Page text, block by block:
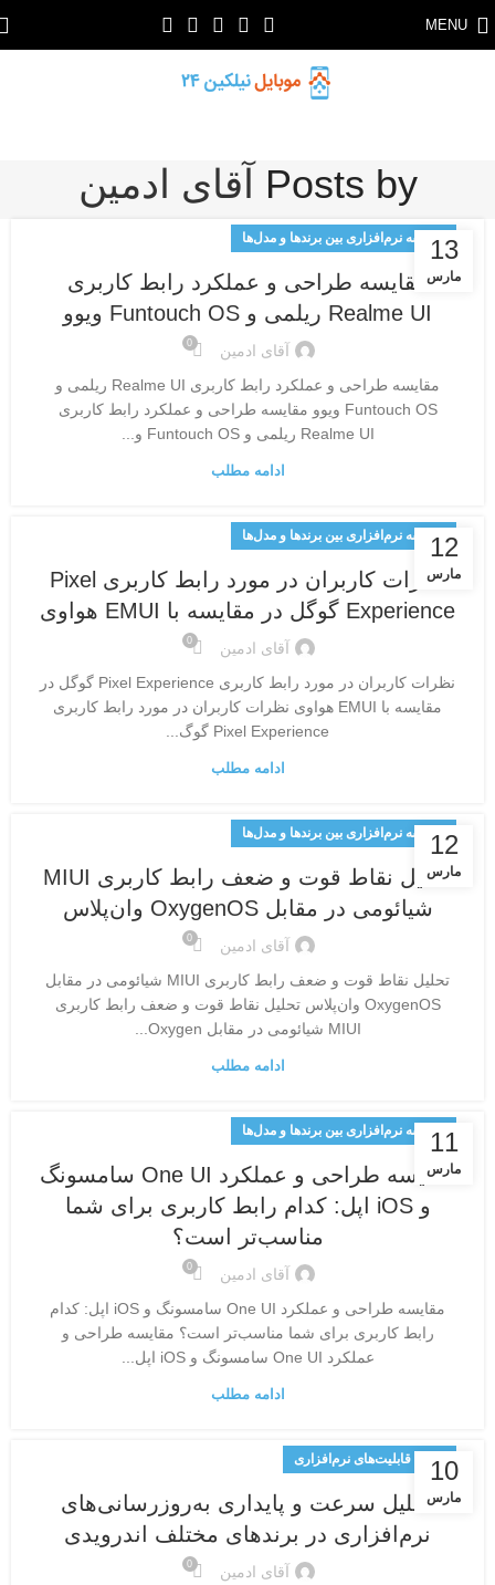
MENU
Posts by آقای ادمین
13
مارس
مقایسه نرم‌افزاری بین برندها و مدل‌ها
مقایسه طراحی و عملکرد رابط کاربری
Realme UI ریلمی و Funtouch OS ویوو
آقای ادمین 0
مقایسه طراحی و عملکرد رابط کاربری Realme UI ریلمی و
Funtouch OS ویوو مقایسه طراحی و عملکرد رابط کاربری
Realme UI ریلمی و Funtouch OS و...
ادامه مطلب
12
مارس
مقایسه نرم‌افزاری بین برندها و مدل‌ها
نظرات کاربران در مورد رابط کاربری Pixel
Experience گوگل در مقایسه با EMUI هواوی
آقای ادمین 0
نظرات کاربران در مورد رابط کاربری Pixel Experience گوگل در
مقایسه با EMUI هواوی نظرات کاربران در مورد رابط کاربری
Pixel Experience گوگ...
ادامه مطلب
12
مارس
مقایسه نرم‌افزاری بین برندها و مدل‌ها
تحلیل نقاط قوت و ضعف رابط کاربری MIUI
شیائومی در مقابل OxygenOS وان‌پلاس
آقای ادمین 0
تحلیل نقاط قوت و ضعف رابط کاربری MIUI شیائومی در مقابل
OxygenOS وان‌پلاس تحلیل نقاط قوت و ضعف رابط کاربری
MIUI شیائومی در مقابل Oxygen...
ادامه مطلب
11
مارس
مقایسه نرم‌افزاری بین برندها و مدل‌ها
مقایسه طراحی و عملکرد One UI سامسونگ
و iOS اپل: کدام رابط کاربری برای شما
مناسب‌تر است؟
آقای ادمین 0
مقایسه طراحی و عملکرد One UI سامسونگ و iOS اپل: کدام
رابط کاربری برای شما مناسب‌تر است؟ مقایسه طراحی و
عملکرد One UI سامسونگ و iOS اپل...
ادامه مطلب
10
مارس
تحلیل قابلیت‌های نرم‌افزاری
تحلیل سرعت و پایداری به‌روزرسانی‌های
نرم‌افزاری در برندهای مختلف اندرویدی
آقای ادمین 0